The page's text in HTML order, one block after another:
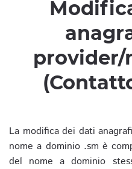
La modifica dei dati
nome a dominio .sm è
del nome a dominio